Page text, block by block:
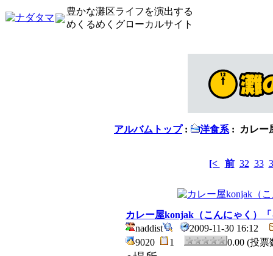
豊かな灘区ライフを演出する
めくるめくグローカルサイト
アルバムトップ: 洋食系 : カレー
[< 前 32 33
カレー屋konjak（こんにゃく）
naddist
2009-11-30 16:12
9020
1 0.00 (投票